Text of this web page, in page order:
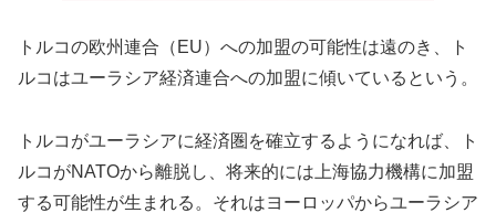
トルコの欧州連合（EU）への加盟の可能性は遠のき、ト
ルコはユーラシア経済連合への加盟に傾いているという。
トルコがユーラシアに経済圏を確立するようになれば、ト
ルコがNATOから離脱し、将来的には上海協力機構に加盟
する可能性が生まれる。それはヨーロッパからユーラシア